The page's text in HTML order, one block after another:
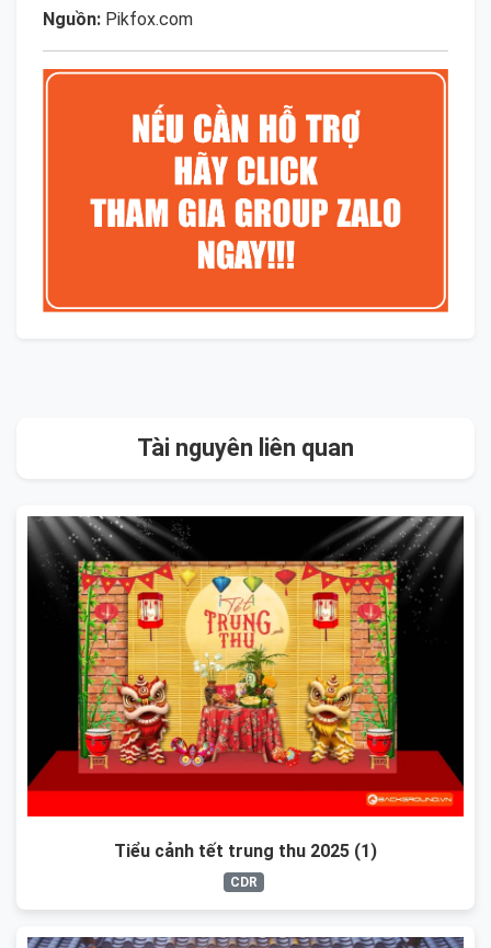
Nguồn: Pikfox.com
Tài nguyên liên quan
Tiểu cảnh tết trung thu 2025 (1)
CDR